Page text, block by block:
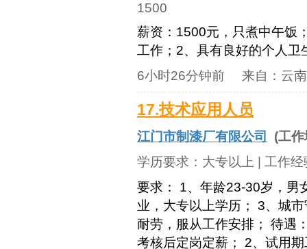
1500
薪资：1500元，只煮中午饭
工作；2、具有良好的个人
6小时26分钟前 来自： 云
17.技术应用人员
江门市制漆厂有限公司
(工
学历要求： 大专以上 | 工作
要求： 1、年龄23-30岁，男
业，大专以上学历； 3、城
耐劳，服从工作安排； 待遇
考核后定岗定薪； 2、试用